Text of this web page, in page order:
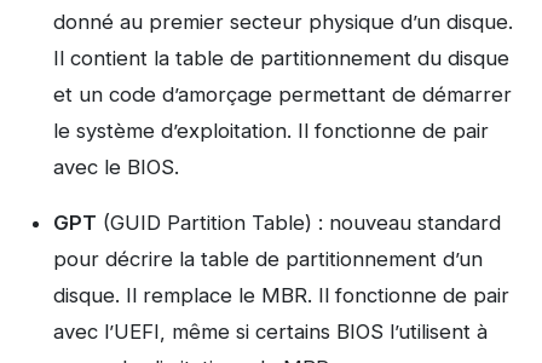
donné au premier secteur physique d’un disque.
Il contient la table de partitionnement du disque
et un code d’amorçage permettant de démarrer
le système d’exploitation. Il fonctionne de pair
avec le BIOS.
GPT (GUID Partition Table) : nouveau standard
pour décrire la table de partitionnement d’un
disque. Il remplace le MBR. Il fonctionne de pair
avec l’UEFI, même si certains BIOS l’utilisent à